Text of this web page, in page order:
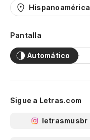
Hispanoamérica
Pantalla
Automático
Sigue a Letras.com
letrasmusbr